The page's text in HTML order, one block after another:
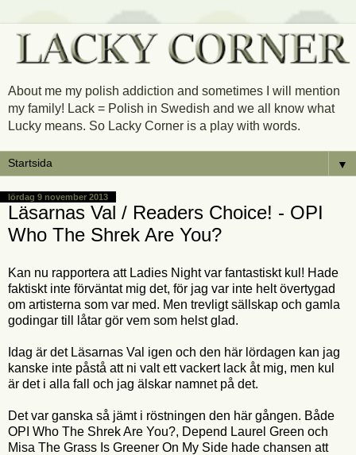
About me my polish addiction and sometimes I will mention
my family! Lack = Polish in Swedish and we all know what
Lucky means. So Lacky Corner is a play with words.
▼
lördag 9 november 2013
Läsarnas Val / Readers Choice! - OPI
Who The Shrek Are You?
Kan nu rapportera att Ladies Night var fantastiskt kul! Hade
faktiskt inte förväntat mig det, för jag var inte helt övertygad
om artisterna som var med. Men trevligt sällskap och gamla
godingar till låtar gör vem som helst glad.
Idag är det Läsarnas Val igen och den här lördagen kan jag
kanske inte påstå att ni valt ett vackert lack åt mig, men kul
är det i alla fall och jag älskar namnet på det.
Det var ganska så jämt i röstningen den här gången. Både
OPI Who The Shrek Are You?, Depend Laurel Green och
Misa The Grass Is Greener On My Side hade chansen att